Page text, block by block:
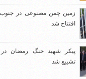
زمین چمن مصنوعی در جنوب
افتتاح شد
پیکر شهید جنگ رمضان در
تشییع شد